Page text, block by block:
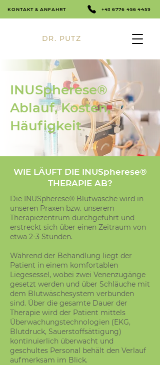
DR. PUTZ
KONTAKT & ANFAHRT +43 6776 456 4459
INUSpherese®
Ablauf, Kosten,
Häufigkeit
WIE LÄUFT DIE INUSpherese®
THERAPIE AB?
Die INUSpherese® Blutwäsche wird in
unseren Praxen bzw. unserem
Therapiezentrum durchgeführt und
erstreckt sich über einen Zeitraum von
etwa 2-3 Stunden.
Während der Behandlung liegt der
Patient in einem komfortablen
Liegesessel, wobei zwei Venenzugänge
gesetzt werden und über Schläuche mit
dem Blutwäschesystem verbunden
sind. Über die gesamte Dauer der
Therapie wird der Patient mittels
Überwachungstechnologien (EKG,
Blutdruck, Sauerstoffsättigung)
kontinuierlich überwacht und
geschultes Personal behält den Verlauf
aufmerksam im Blick.